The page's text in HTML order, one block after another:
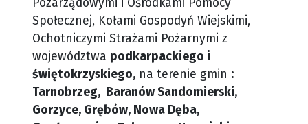
Pozarządowymi i Ośrodkami Pomocy
Społecznej, Kołami Gospodyń Wiejskimi,
Ochotniczymi Strażami Pożarnymi z
województwa podkarpackiego i
świętokrzyskiego, na terenie gmin :
Tarnobrzeg, Baranów Sandomierski,
Gorzyce, Grębów, Nowa Dęba,